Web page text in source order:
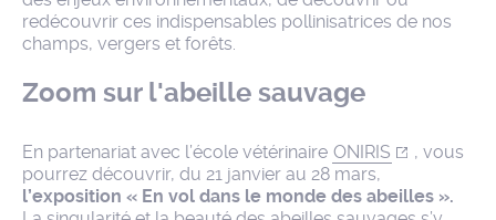
redécouvrir ces indispensables pollinisatrices de nos
champs, vergers et forêts.
Zoom sur l'abeille sauvage
En partenariat avec l’école vétérinaire ONIRIS
, vous
pourrez découvrir, du 21 janvier au 28 mars,
l’exposition « En vol dans le monde des abeilles ».